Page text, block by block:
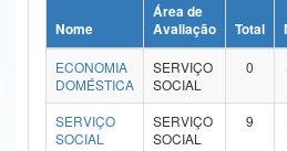
Ministério da Ciência, Tecnologia, Inovações e
Ministério do Meio Ambiente
Ministério do Turismo
Nome
Área de
Avaliação
Total
ECONOMIA
DOMÉSTICA
SERVIÇO
SOCIAL
0
SERVIÇO
SOCIAL
SERVIÇO
SOCIAL
9